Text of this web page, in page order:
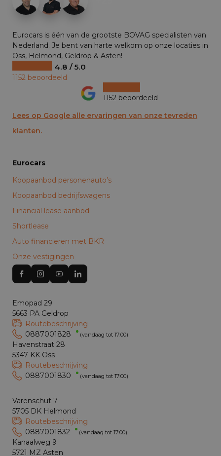
Eurocars is één van de grootste BOVAG specialisten van
Nederland. Je bent van harte welkom op onze locaties in
Oss, Helmond, Geldrop & Asten!
4.8 / 5.0
1152 beoordeeld
1152 beoordeeld
Lees op Google alle ervaringen van onze tevreden
klanten.
Eurocars
Koopaanbod personenauto’s
Koopaanbod bedrijfswagens
Financial lease aanbod
Shortlease
Auto financieren met BKR
Onze vestigingen
Emopad 29
5663 PA Geldrop
Routebeschrijving
0887001828
(vandaag tot 17:00)
Havenstraat 28
5347 KK Oss
Routebeschrijving
0887001830
(vandaag tot 17:00)
Varenschut 7
5705 DK Helmond
Routebeschrijving
0887001832
(vandaag tot 17:00)
Kanaalweg 9
5721 MZ Asten